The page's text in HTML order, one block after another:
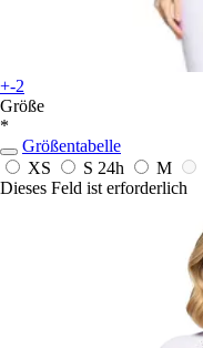
+-2
Größe
*
Größentabelle
XS
S 24h M
Dieses Feld ist erforderlich